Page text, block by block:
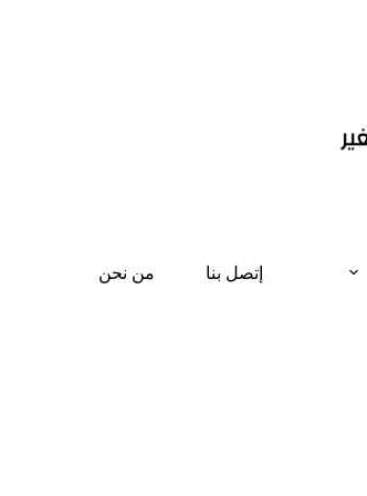
إتصل بنا
من نحن